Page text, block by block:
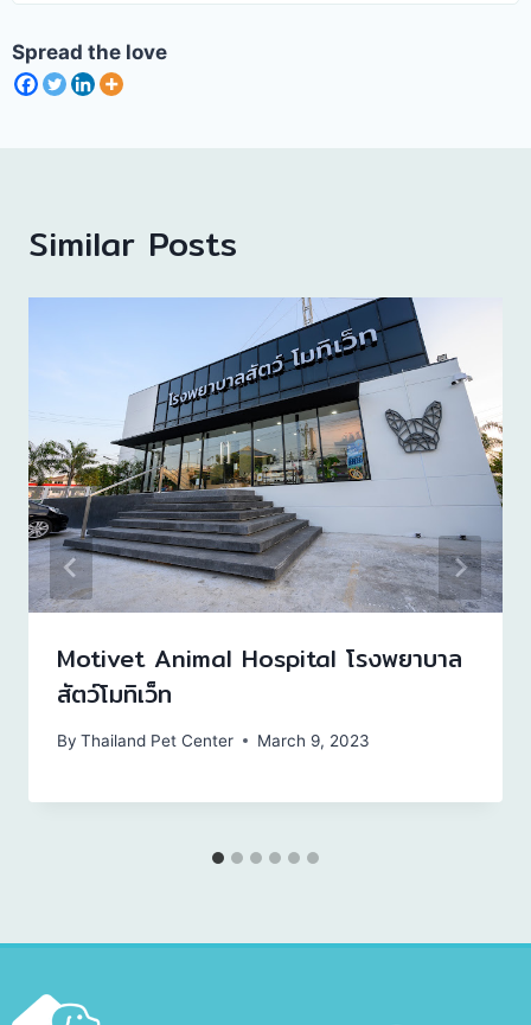
Spread the love
Similar Posts
Motivet Animal Hospital โรงพยาบาล
สัตว์โมทิเว็ท
By Thailand Pet Center March 9, 2023